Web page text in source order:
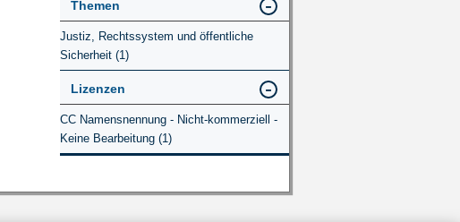
Themen
Justiz, Rechtssystem und öffentliche
Sicherheit (1)
Lizenzen
CC Namensnennung - Nicht-kommerziell -
Keine Bearbeitung (1)